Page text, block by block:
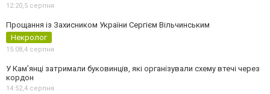
12:20,5 серпня
Прощання із Захисником України Сергієм Вільчинським
Некролог
15:08,4 серпня
У Кам’янці затримали буковинців, які організували схему втечі через
кордон
14:52,4 серпня